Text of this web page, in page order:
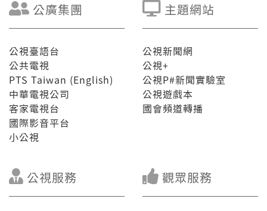
公廣集團
公視臺語台
公共電視
PTS Taiwan (English)
中華電視公司
客家電視台
國際影音平台
小公視
主題網站
公視新聞網
公視+
公視P#新聞實驗室
公視遊戲本
國會頻道轉播
公視服務 觀眾服務